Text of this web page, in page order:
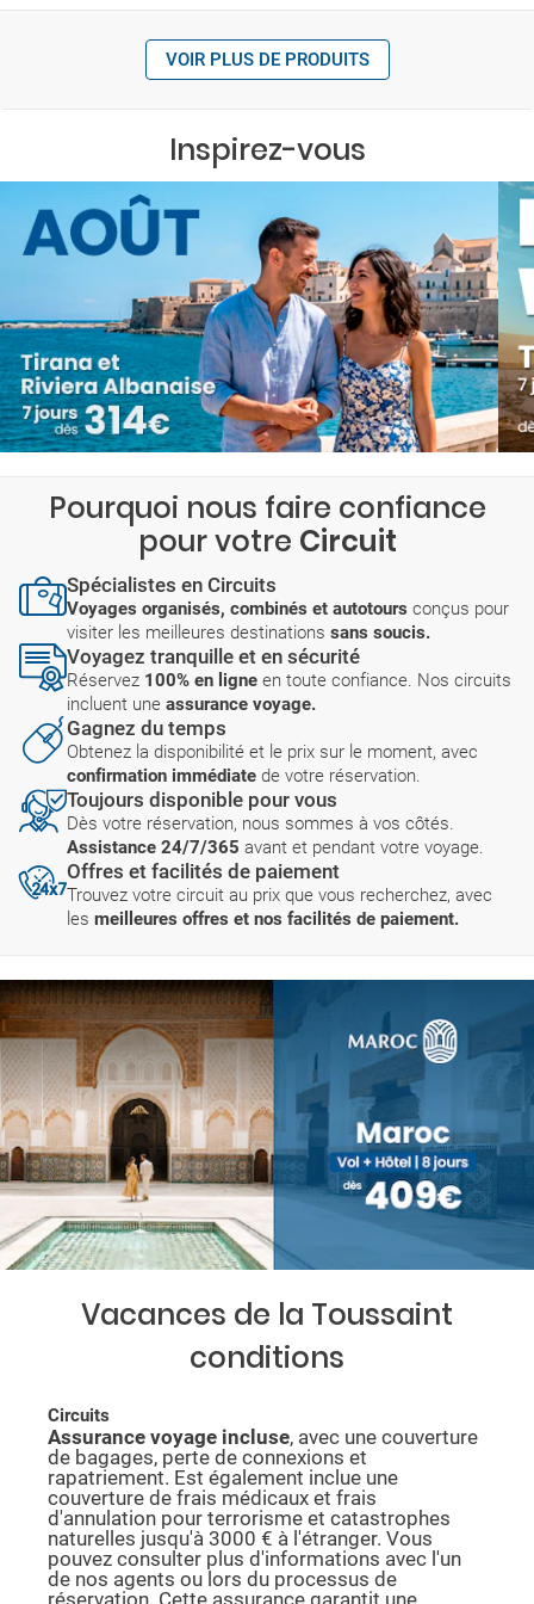
VOIR PLUS DE PRODUITS
Inspirez-vous
Pourquoi nous faire confiance
pour votre Circuit
Spécialistes en Circuits
Voyages organisés, combinés et autotours conçus pour
visiter les meilleures destinations sans soucis.
Voyagez tranquille et en sécurité
Réservez 100% en ligne en toute confiance. Nos circuits
incluent une assurance voyage.
Gagnez du temps
Obtenez la disponibilité et le prix sur le moment, avec
confirmation immédiate de votre réservation.
Toujours disponible pour vous
Dès votre réservation, nous sommes à vos côtés.
Assistance 24/7/365 avant et pendant votre voyage.
Offres et facilités de paiement
Trouvez votre circuit au prix que vous recherchez, avec
les meilleures offres et nos facilités de paiement.
Vacances de la Toussaint
conditions
Circuits
Assurance voyage incluse, avec une couverture
de bagages, perte de connexions et
rapatriement. Est également inclue une
couverture de frais médicaux et frais
d'annulation pour terrorisme et catastrophes
naturelles jusqu'à 3000 € à l'étranger. Vous
pouvez consulter plus d'informations avec l'un
de nos agents ou lors du processus de